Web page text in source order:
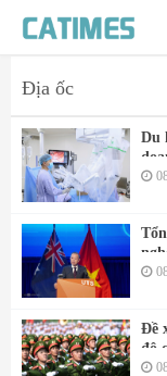
Địa ốc
Du
Đề
độ